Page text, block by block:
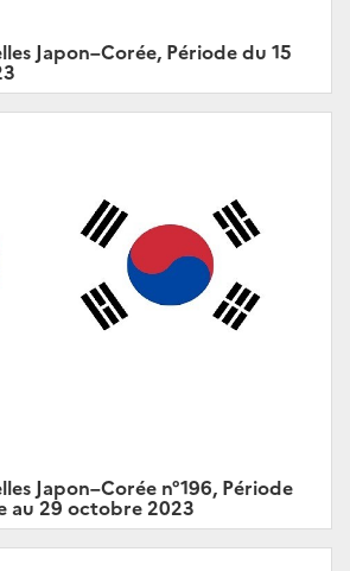
Japon–Corée, Période du 15
Japon–Corée n°196, Période
au 29 octobre 2023